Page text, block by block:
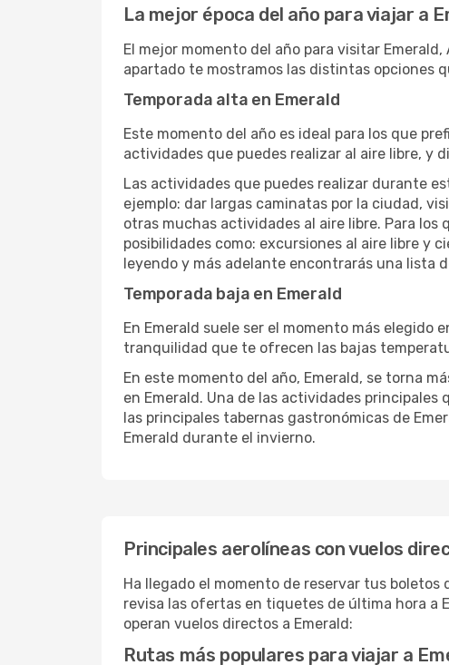
La mejor época del año para viajar a
El mejor momento del año para visitar
apartado te mostramos las distintas opciones
Temporada alta en Emerald
Este momento del año es ideal para los que
actividades que puedes realizar al aire libre, y
Las actividades que puedes realizar durante
ejemplo: dar largas caminatas por la ciudad,
otras muchas actividades al aire libre. Para
posibilidades como: excursiones al aire libre y
leyendo y más adelante encontrarás una lista
Temporada baja en Emerald
En Emerald suele ser el momento más elegido
tranquilidad que te ofrecen las bajas
En este momento del año, Emerald, se torna
en Emerald. Una de las actividades
las principales tabernas gastronómicas de
Emerald durante el invierno.
Principales aerolíneas con vuelos
Ha llegado el momento de reservar tus boletos
revisa las ofertas en tiquetes de última hora a
operan vuelos directos a Emerald:
Rutas más populares para viajar a